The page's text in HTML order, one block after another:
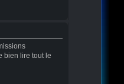
bien lire tout le